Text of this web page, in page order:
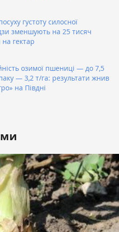
густоту силосної
зменшують на 25 тисяч
гектар
озимої пшениці — до 7,5
— 3,2 т/га: результати жнив
на Півдні